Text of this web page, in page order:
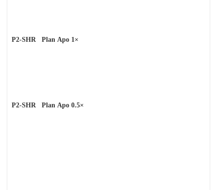
P2-SHR Plan Apo 1×
P2-SHR Plan Apo 0.5×